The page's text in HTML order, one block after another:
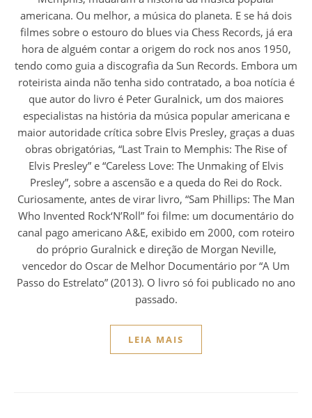
americana. Ou melhor, a música do planeta. E se há dois
filmes sobre o estouro do blues via Chess Records, já era
hora de alguém contar a origem do rock nos anos 1950,
tendo como guia a discografia da Sun Records. Embora um
roteirista ainda não tenha sido contratado, a boa notícia é
que autor do livro é Peter Guralnick, um dos maiores
especialistas na história da música popular americana e
maior autoridade crítica sobre Elvis Presley, graças a duas
obras obrigatórias, “Last Train to Memphis: The Rise of
Elvis Presley” e “Careless Love: The Unmaking of Elvis
Presley”, sobre a ascensão e a queda do Rei do Rock.
Curiosamente, antes de virar livro, “Sam Phillips: The Man
Who Invented Rock‘N’Roll” foi filme: um documentário do
canal pago americano A&E, exibido em 2000, com roteiro
do próprio Guralnick e direção de Morgan Neville,
vencedor do Oscar de Melhor Documentário por “A Um
Passo do Estrelato” (2013). O livro só foi publicado no ano
passado.
LEIA MAIS